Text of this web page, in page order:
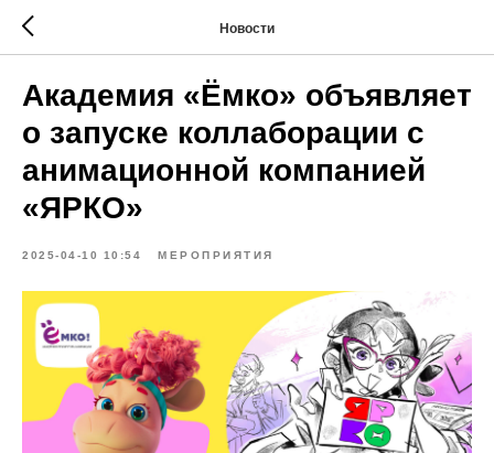
Новости
Академия «Ёмко» объявляет
о запуске коллаборации с
анимационной компанией
«ЯРКО»
2025-04-10 10:54 МЕРОПРИЯТИЯ